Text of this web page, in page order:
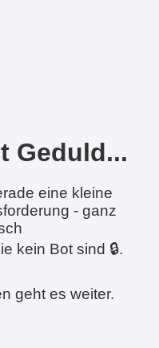
Geduld...
eine kleine
- ganz
kein Bot sind 🔒.
geht es weiter.